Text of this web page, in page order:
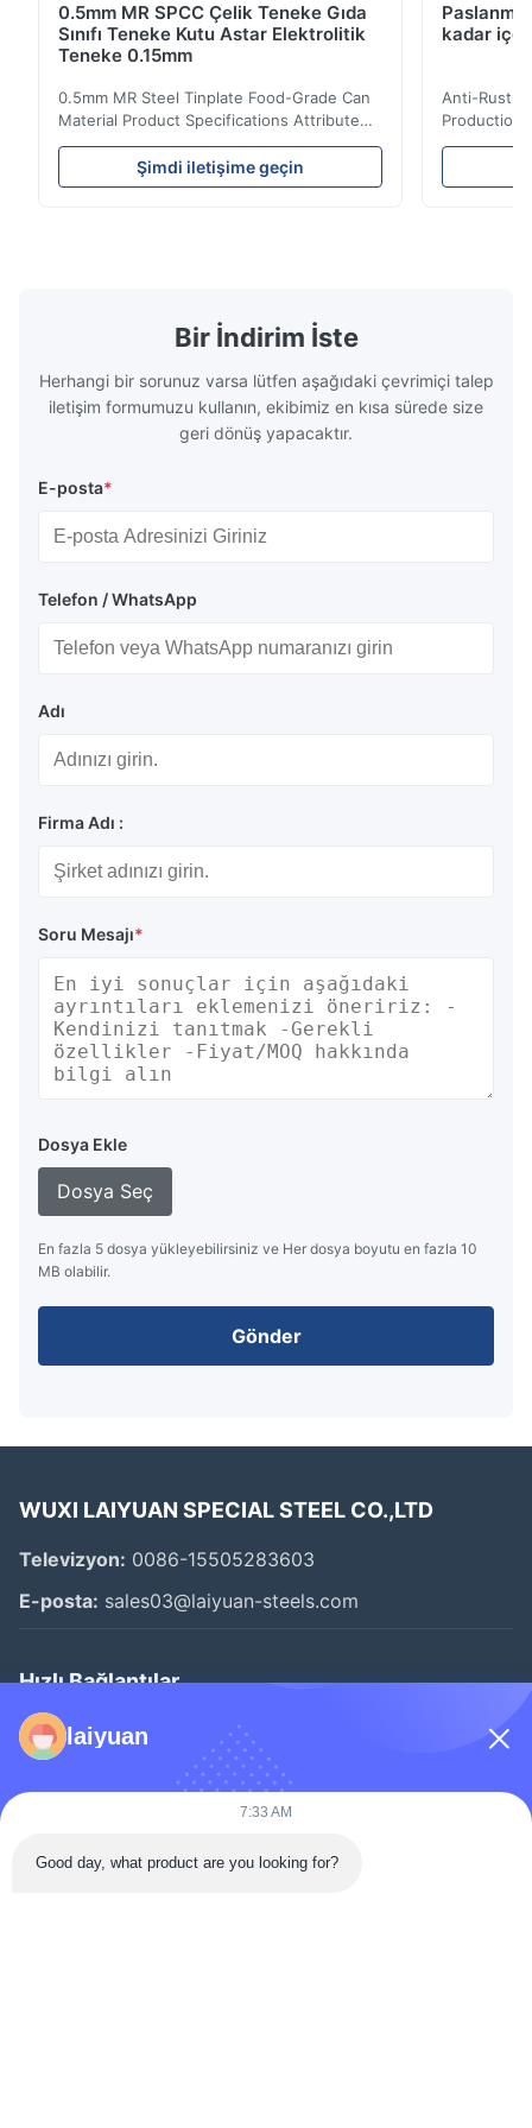
0.5mm MR SPCC Çelik Teneke Gıda
Sınıfı Teneke Kutu Astar Elektrolitik
Teneke 0.15mm
0.5mm MR Steel Tinplate Food-Grade Can
Material Product Specifications Attribute
Value Product Name 0.5mm MR Steel
Tinplate Food-Grade Can Material Material
MR, SPCC, prime Tinplate / TFS Tin Coating
TH620 Standard JIS DIN ASTM GB EN AISI
Product Features High-quality tinplate with
Şimdi iletişime geçin
kadar
Anti-Rust
Production
Value
MR, SPCC,
Bir İndirim İste
Herhangi bir sorunuz varsa lütfen aşağıdaki çevrimiçi talep
iletişim formumuzu kullanın, ekibimiz en kısa sürede size
geri dönüş yapacaktır.
E-posta*
Telefon / WhatsApp
Adı
Firma Adı :
Soru Mesajı*
Dosya Ekle
Dosya Seç
En fazla 5 dosya yükleyebilirsiniz ve Her dosya boyutu en fazla 10
MB olabilir.
Gönder
WUXI LAIYUAN SPECIAL STEEL CO.,LTD
Televizyon: 0086-15505283603
E-posta: sales03@laiyuan-steels.com
Hızlı Bağlantılar
Evde
Hakkımızda
laiyuan
7:33 AM
Good day, what product are you looking for?